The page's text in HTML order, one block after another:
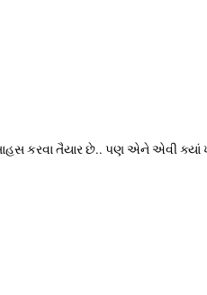
કરવા તૈયાર છે.. પણ એને એવી ક્યાં